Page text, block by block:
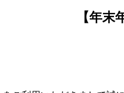
【年